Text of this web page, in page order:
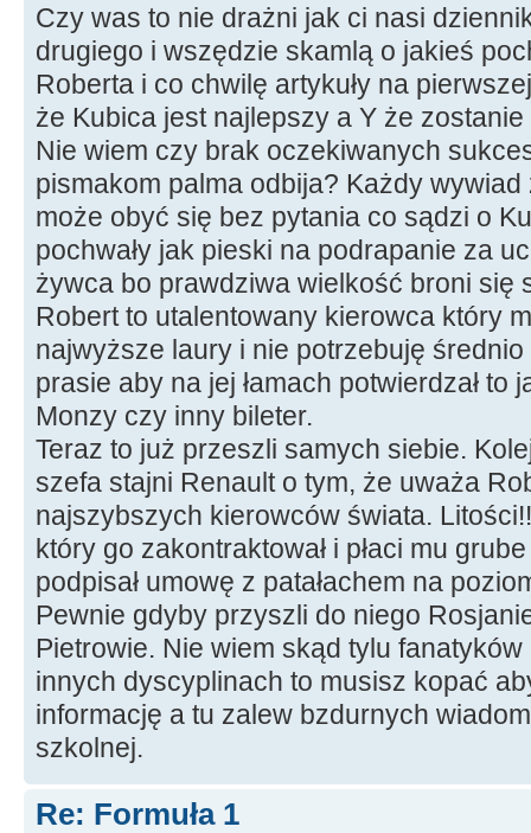
Czy was to nie drażni jak ci nasi
drugiego i wszędzie skamlą o jakieś
Roberta i co chwilę artykuły na
że Kubica jest najlepszy a Y że
Nie wiem czy brak oczekiwanych
pismakom palma odbija? Każdy
może obyć się bez pytania co sądzi o
pochwały jak pieski na podrapanie za
żywca bo prawdziwa wielkość broni się
Robert to utalentowany kierowca który
najwyższe laury i nie potrzebuję średnio
prasie aby na jej łamach potwierdzał to
Monzy czy inny bileter.
Teraz to już przeszli samych siebie.
szefa stajni Renault o tym, że uważa
najszybszych kierowców świata.
który go zakontraktował i płaci mu
podpisał umowę z patałachem na
Pewnie gdyby przyszli do niego
Pietrowie. Nie wiem skąd tylu
innych dyscyplinach to musisz kopać
informację a tu zalew bzdurnych
szkolnej.
Re: Formuła 1